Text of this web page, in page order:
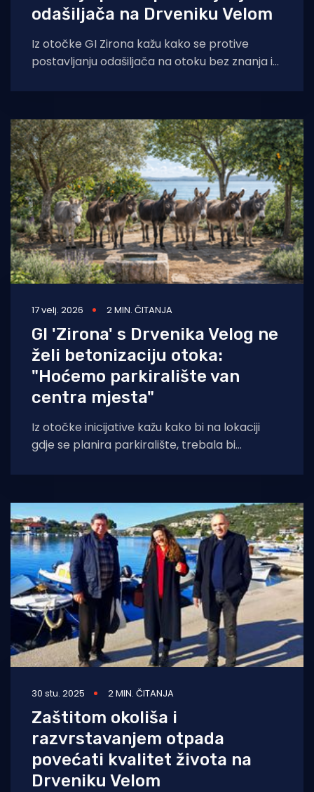
odašiljača na Drveniku Velom
Iz otočke GI Zirona kažu kako se protive
postavljanju odašiljača na otoku bez znanja i
17 velj. 2026 2 MIN. ČITANJA
GI 'Zirona' s Drvenika Velog ne
želi betonizaciju otoka:
"Hoćemo parkiralište van
centra mjesta"
Iz otočke inicijative kažu kako bi na lokaciji
gdje se planira parkiralište, trebala bi
30 stu. 2025 2 MIN. ČITANJA
Zaštitom okoliša i
razvrstavanjem otpada
povećati kvalitet života na
Drveniku Velom